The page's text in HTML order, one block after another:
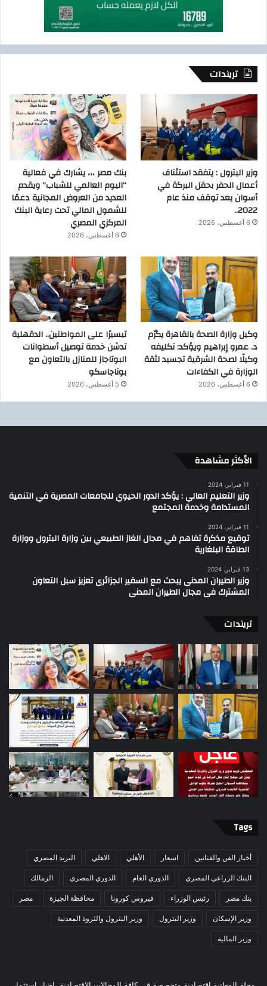
تريندات
وزير البترول : يتفقد استئناف
أعمال الحفر بحقل البركة في
أسوان بعد توقف منذ عام
2022..
6 أغسطس، 2026
بنك مصر ،،، يشارك في فعالية
“اليوم العالمي للشباب” ويقدم
العديد من العروض المجانية دعمًا
للشمول المالي تحت رعاية البنك
المركزي المصري
6 أغسطس، 2026
وكيل وزارة الصحة بالقاهرة يكرّم
د. عمرو إبراهيم ويؤكد: تكليفه
وكيلًا لصحة الشرقية تجسيد لثقة
الوزارة في الكفاءات
6 أغسطس، 2026
تيسيرًا على المواطنين.. الدقهلية
تدشن خدمة توصيل أسطوانات
البوتاجاز للمنازل بالتعاون مع
بوتاجاسكو
5 أغسطس، 2026
الأكثر مشاهدة
11 فبراير، 2024
وزير التعليم العالي : يؤكد الدور الحيوي للجامعات المصرية في التنمية
المستدامة وخدمة المجتمع
11 فبراير، 2024
توقيع مذكرة تفاهم في مجال الغاز الطبيعي بين وزارة البترول ووزارة
الطاقة البلغارية
13 فبراير، 2024
وزير الطيران المدنى يبحث مع السفير الجزائرى تعزيز سبل التعاون
المشترك فى مجال الطيران المدنى
تريندات
Tags
أخبار الفن والفنانين اسعار الأهلي الاهلي البريد المصري
البنك الزراعي المصري الدوري العام الدوري المصري الزمالك
بنك مصر رئيس الوزراء فيروس كورونا محافظة الجيزة مصر
وزير الإسكان وزير البترول وزير البترول والثروة المعدنية
وزير المالية